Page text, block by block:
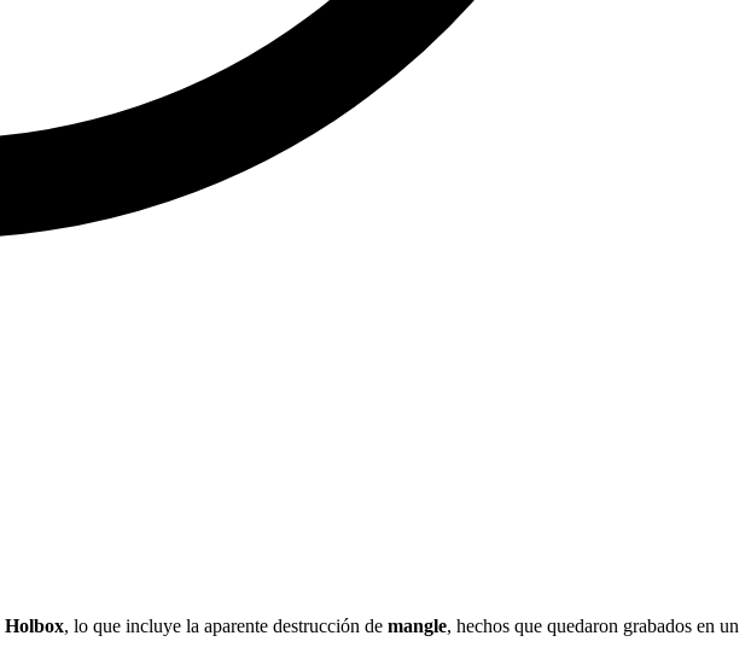
Holbox, lo que incluye la aparente destrucción de mangle, hechos que quedaron grabados en un